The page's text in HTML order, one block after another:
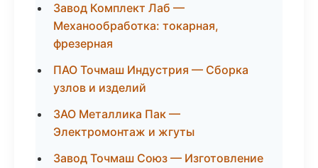
Завод Комплект Лаб —
Механообработка: токарная,
фрезерная
ПАО Точмаш Индустрия — Сборка
узлов и изделий
ЗАО Металлика Пак —
Электромонтаж и жгуты
Завод Точмаш Союз — Изготовление